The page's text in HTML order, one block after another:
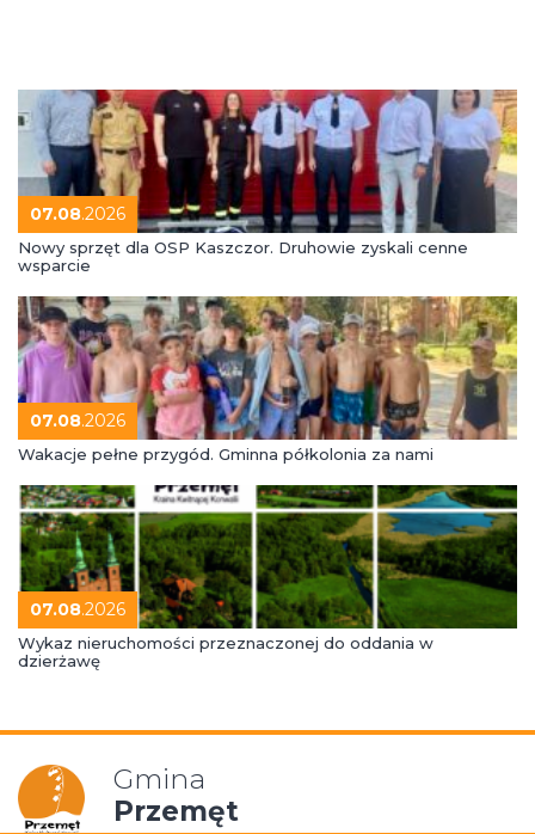
07.08.2026
Nowy sprzęt dla OSP Kaszczor. Druhowie zyskali cenne
wsparcie
07.08.2026
Wakacje pełne przygód. Gminna półkolonia za nami
07.08.2026
Wykaz nieruchomości przeznaczonej do oddania w
dzierżawę
Gmina
Przemęt